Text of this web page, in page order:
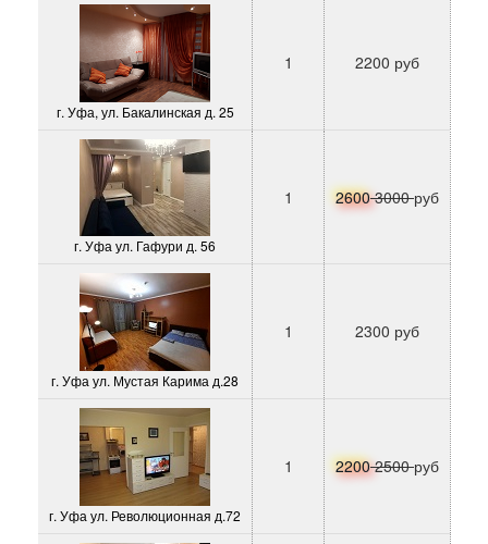
г. Уфа, ул. Бакалинская д. 25
1 2200 руб
г. Уфа ул. Гафури д. 56
1 26003000руб
г. Уфа ул. Мустая Карима д.28
1 2300 руб
г. Уфа ул. Революционная д.72
1 22002500руб